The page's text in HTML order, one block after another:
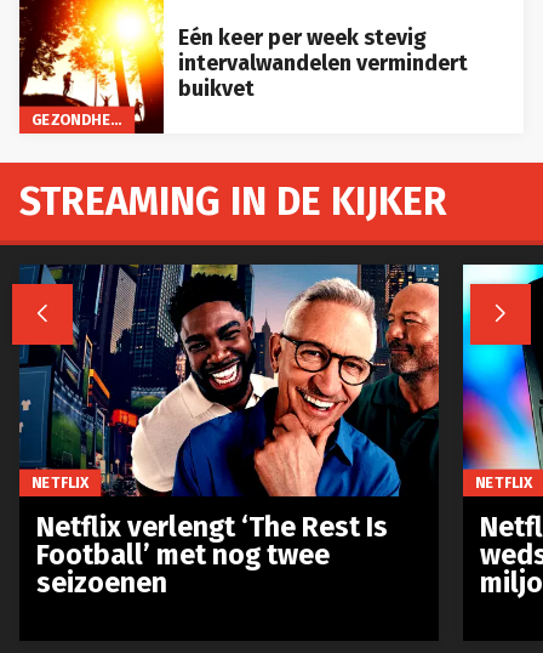
GEZONDHEID
Eén keer per week stevig
intervalwandelen vermindert
buikvet
STREAMING IN DE KIJKER
 
NETFLIX
Netflix verlengt ‘The Rest Is
Football’ met nog twee
seizoenen
NETFLIX